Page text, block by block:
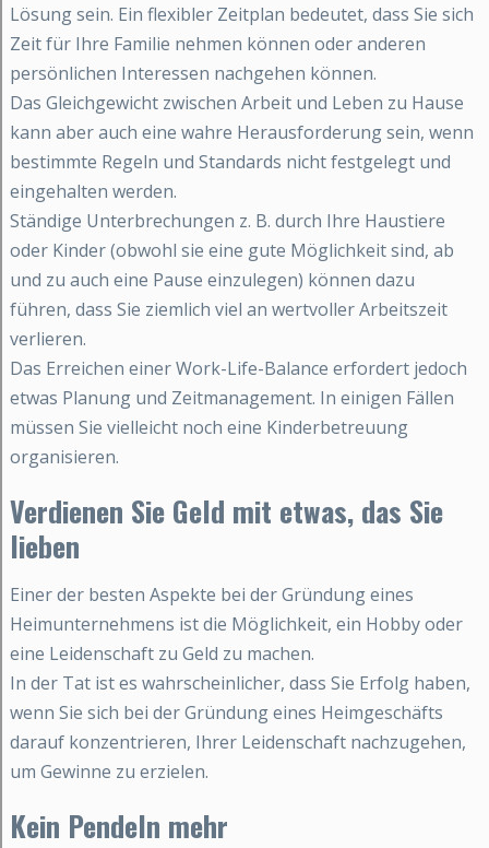
Lösung sein. Ein flexibler Zeitplan bedeutet, dass Sie sich
Zeit für Ihre Familie nehmen können oder anderen
persönlichen Interessen nachgehen können.
Das Gleichgewicht zwischen Arbeit und Leben zu Hause
kann aber auch eine wahre Herausforderung sein, wenn
bestimmte Regeln und Standards nicht festgelegt und
eingehalten werden.
Ständige Unterbrechungen z. B. durch Ihre Haustiere
oder Kinder (obwohl sie eine gute Möglichkeit sind, ab
und zu auch eine Pause einzulegen) können dazu
führen, dass Sie ziemlich viel an wertvoller Arbeitszeit
verlieren.
Das Erreichen einer Work-Life-Balance erfordert jedoch
etwas Planung und Zeitmanagement. In einigen Fällen
müssen Sie vielleicht noch eine Kinderbetreuung
organisieren.
Verdienen Sie Geld mit etwas, das Sie
lieben
Einer der besten Aspekte bei der Gründung eines
Heimunternehmens ist die Möglichkeit, ein Hobby oder
eine Leidenschaft zu Geld zu machen.
In der Tat ist es wahrscheinlicher, dass Sie Erfolg haben,
wenn Sie sich bei der Gründung eines Heimgeschäfts
darauf konzentrieren, Ihrer Leidenschaft nachzugehen,
um Gewinne zu erzielen.
Kein Pendeln mehr